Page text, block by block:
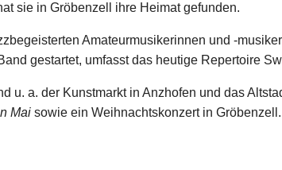
sie in Gröbenzell ihre Heimat gefunden.
Amateurmusikerinnen und -
gestartet, umfasst das heutige Repertoire
u. a. der Kunstmarkt in Anzhofen und das
Mai sowie ein Weihnachtskonzert in Gröbenzell.